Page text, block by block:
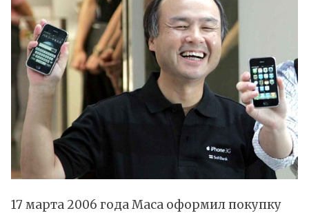
17 марта 2006 года Маса оформил покупку